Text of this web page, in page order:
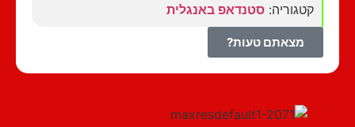
קטגוריה:סטנדאפ באנגלית
מצאתם טעות?